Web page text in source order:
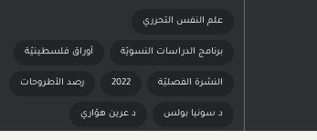
علم النفس التحرري
برنامج الدراسات النسويّة أوراق فلسطينيّة
النشرة الفصليّة 2022 رصد الأطروحات
د سونيا بولس د عرين هوّاري